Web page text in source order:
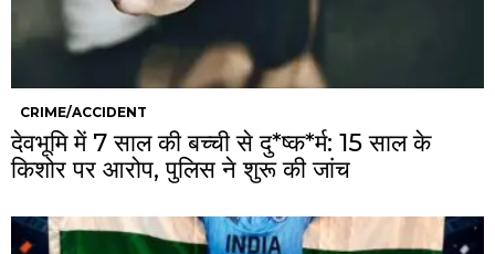
CRIME/ACCIDENT
देवभूमि में 7 साल की बच्ची से दु*ष्क*र्म: 15 साल के
किशोर पर आरोप, पुलिस ने शुरू की जांच